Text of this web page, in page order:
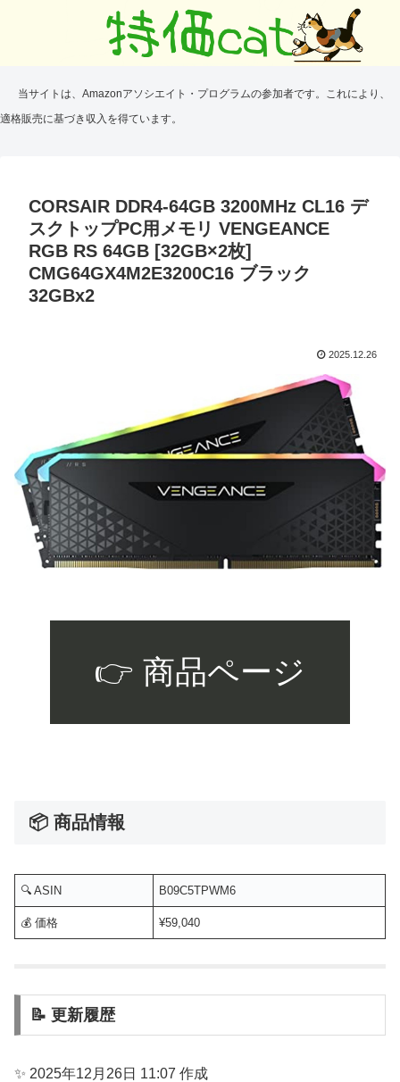
当サイトは、Amazonアソシエイト・プログラムの参加者です。これにより、
適格販売に基づき収入を得ています。
CORSAIR DDR4-64GB 3200MHz CL16 デ
スクトップPC用メモリ VENGEANCE
RGB RS 64GB [32GB×2枚]
CMG64GX4M2E3200C16 ブラック
32GBx2
2025.12.26
👉 商品ページ
📦 商品情報
🔍 ASIN B09C5TPWM6
💰 価格 ¥59,040
📝 更新履歴
✨ 2025年12月26日 11:07 作成